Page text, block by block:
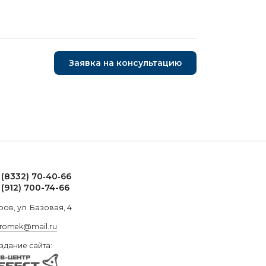
Заявка на консультацию
70‑40‑66
(912) 700-74-66
ул. Базовая, 4
сайта: